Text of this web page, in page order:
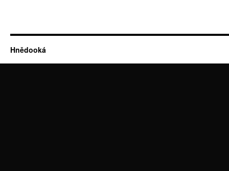
Hnědooká